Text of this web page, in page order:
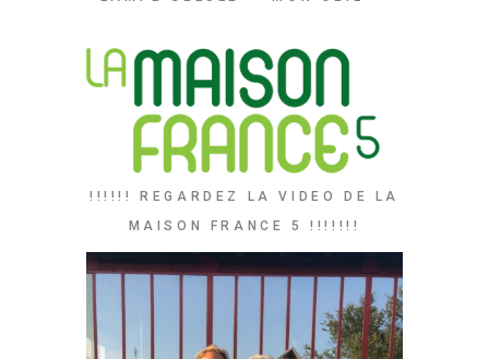
!!!!!! REGARDEZ LA VIDEO DE LA
MAISON FRANCE 5 !!!!!!!